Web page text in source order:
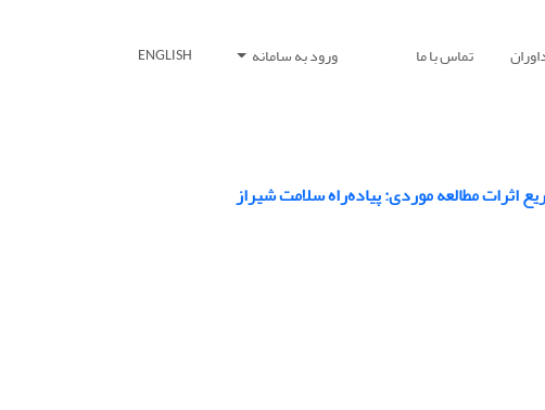
تماس با ما ورود به سامانه ENGLISH
مطالعه موردی: پیاده‌راه سلامت شیراز